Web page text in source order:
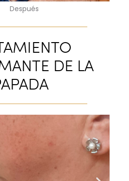
Después
DE LA